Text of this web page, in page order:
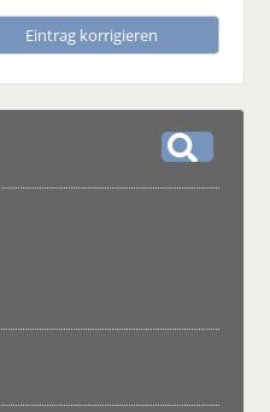
Eintrag korrigieren